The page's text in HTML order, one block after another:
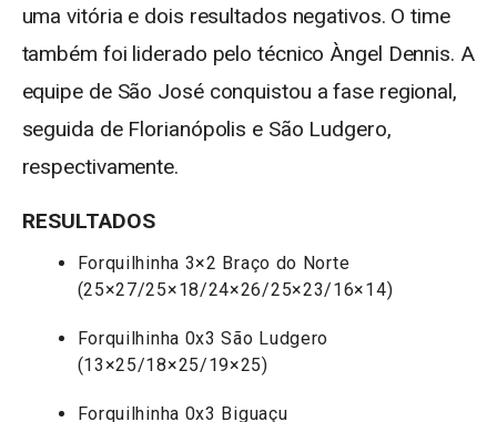
uma vitória e dois resultados negativos. O time
também foi liderado pelo técnico Àngel Dennis. A
equipe de São José conquistou a fase regional,
seguida de Florianópolis e São Ludgero,
respectivamente.
RESULTADOS
Forquilhinha 3×2 Braço do Norte
(25×27/25×18/24×26/25×23/16×14)
Forquilhinha 0x3 São Ludgero
(13×25/18×25/19×25)
Forquilhinha 0x3 Biguaçu